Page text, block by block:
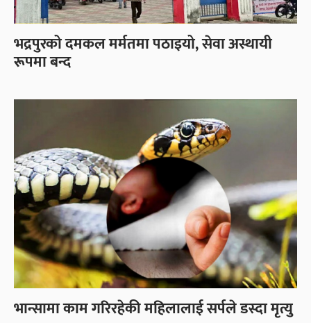
भद्रपुरको दमकल मर्मतमा पठाइयो, सेवा अस्थायी
रूपमा बन्द
भान्सामा काम गरिरहेकी महिलालाई सर्पले डस्दा मृत्यु